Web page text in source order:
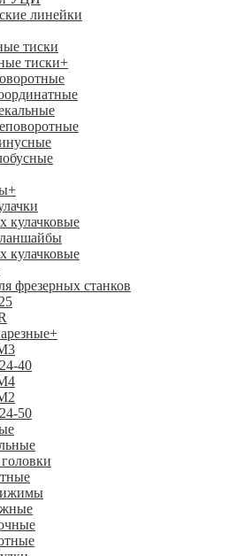
линейки
тиски
тиски+
+
кулачковые
кулачковые
фрезерных станков
+
40
50